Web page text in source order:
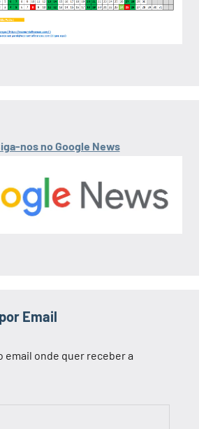
nos no Google News
Email
email onde quer receber a